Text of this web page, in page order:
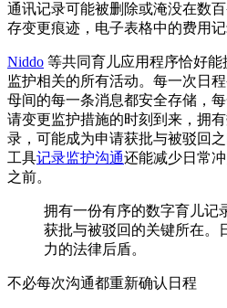
通讯记录可能被删除或淹没在数
存变更痕迹，电子表格中的费用记
Niddo 等共同育儿应用程序恰好
监护相关的所有活动。每一次日
母间的每一条消息都安全存储，
请变更监护措施的时刻到来，拥
录，可能成为申请获批与被驳回
工具记录监护沟通还能减少日常
之前。
拥有一份有序的数字育儿记
获批与被驳回的关键所在。
力的法律后盾。
不必每次沟通都重新确认日程